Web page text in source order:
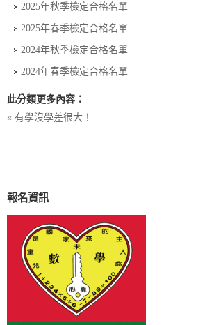
2025年秋季檢定合格名單
2025年春季檢定合格名單
2024年秋季檢定合格名單
2024年春季檢定合格名單
此分類更多內容：
« 有學沒學差很大！
報名資訊